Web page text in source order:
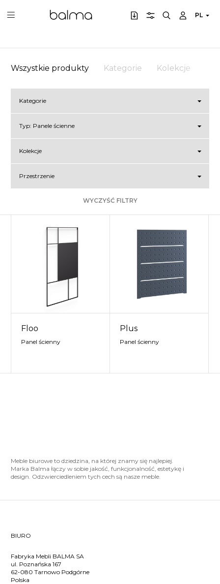
PL
Wszystkie produkty Kategorie Kolekcje
Kategorie
Typ: Panele ścienne
Kolekcje
Przestrzenie
WYCZYŚĆ FILTRY
Floo
Panel ścienny
Plus
Panel ścienny
Meble biurowe to dziedzina, na której znamy się najlepiej.
Marka Balma łączy w sobie jakość, funkcjonalność, estetykę i
design. Odzwierciedleniem tych cech są nasze meble.
BIURO
Fabryka Mebli BALMA SA
ul. Poznańska 167
62-080 Tarnowo Podgórne
Polska